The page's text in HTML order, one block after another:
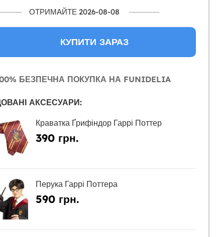
ОТРИМАЙТЕ 2026-08-08
КУПИТИ ЗАРАЗ
БЕЗПЕЧНА ПОКУПКА НА FUNIDELIA
АКСЕСУАРИ:
Краватка Ґрифіндор Гаррі Поттер
390 грн.
Перука Гаррі Поттера
590 грн.